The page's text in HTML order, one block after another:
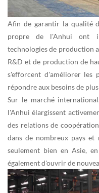
Afin de garantir la qualité
propre de l'Anhui ont
technologies de production
R&D et de production de
s'efforcent d'améliorer les
répondre aux besoins de
Sur le marché
l'Anhui élargissent
des relations de
dans de nombreux pays et
seulement bien en Asie,
également d'ouvrir de